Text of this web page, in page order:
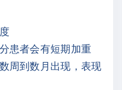
患者会有短期加重
周到数月出现，表现